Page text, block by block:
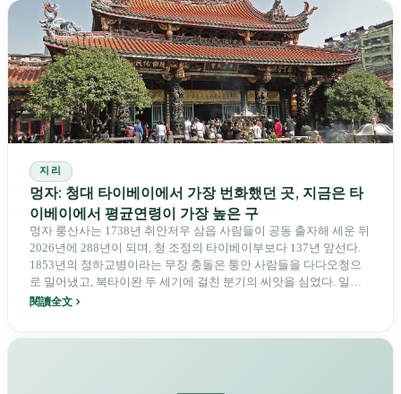
지리
멍자: 청대 타이베이에서 가장 번화했던 곳, 지금은 타
이베이에서 평균연령이 가장 높은 구
멍자 룽산사는 1738년 취안저우 삼읍 사람들이 공동 출자해 세운 뒤
2026년에 288년이 되며, 청 조정의 타이베이부보다 137년 앞선다.
1853년의 정하교병이라는 무장 충돌은 퉁안 사람들을 다다오청으
로 밀어냈고, 북타이완 두 세기에 걸친 분기의 씨앗을 심었다. 일본
통치 이후 완화로 개명되었고, 1990년에 구가 설치되었으며, 2010년
閱讀全文